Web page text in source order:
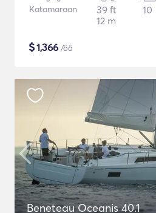
Katamaraan
39 ft
12 m
10
$1,366 /öö
Beneteau Oceanis 40.1